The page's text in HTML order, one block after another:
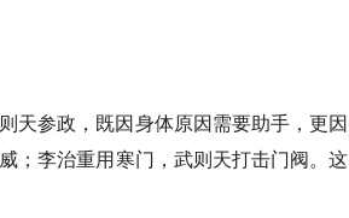
天参政，既因身体原因需要助手，更因
；李治重用寒门，武则天打击门阀。这